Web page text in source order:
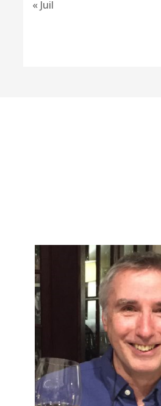
« Juil